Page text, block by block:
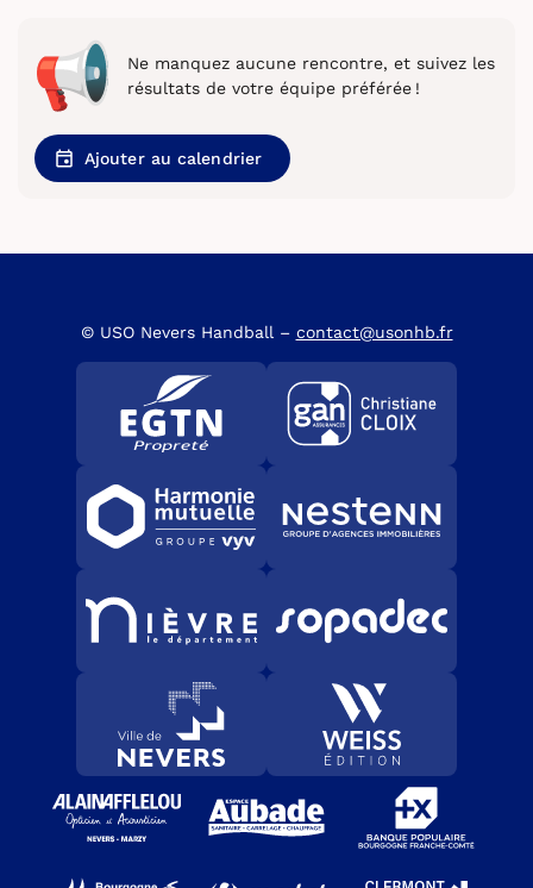
Ne manquez aucune rencontre, et suivez les
résultats de votre équipe préférée !
Ajouter au calendrier
© USO Nevers Handball – contact@usonhb.fr